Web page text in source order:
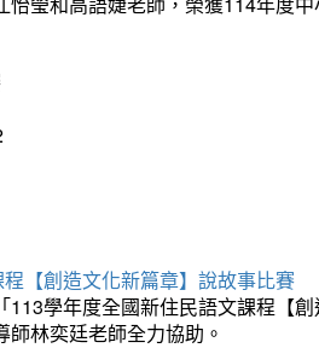
【創造文化新篇章】說故事比賽
113學年度全國新住民語文課程【
林奕廷老師全力協助。